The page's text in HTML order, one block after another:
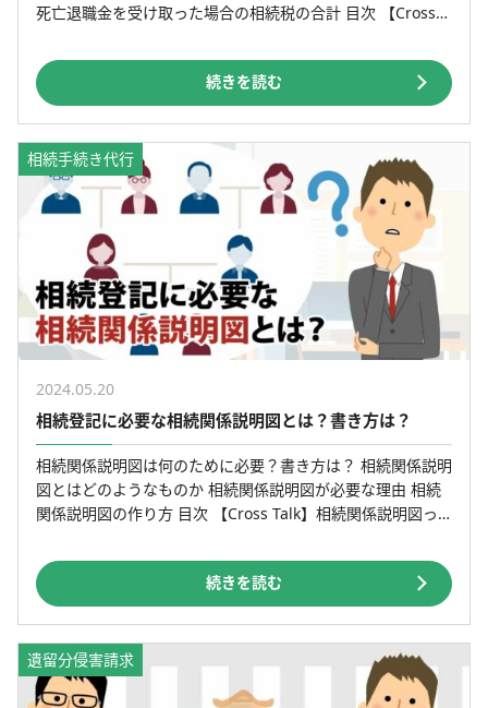
死亡退職金を受け取った場合の相続税の合計 目次 【Cross
続きを読む
相続手続き代行
2024.05.20
相続登記に必要な相続関係説明図とは？書き方は？
相続関係説明図は何のために必要？書き方は？ 相続関係説明
図とはどのようなものか 相続関係説明図が必要な理由 相続
関係説明図の作り方 目次 【Cross Talk】相続関係説明図っ
続きを読む
遺留分侵害請求